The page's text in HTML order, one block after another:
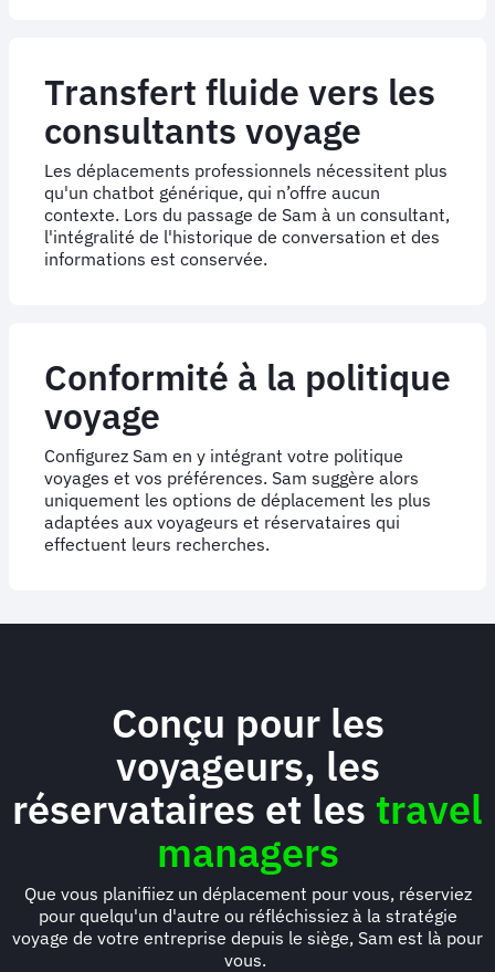
Transfert fluide vers les
consultants voyage
Les déplacements professionnels nécessitent plus
qu'un chatbot générique, qui n’offre aucun
contexte. Lors du passage de Sam à un consultant,
l'intégralité de l'historique de conversation et des
informations est conservée.
Conformité à la politique
voyage
Configurez Sam en y intégrant votre politique
voyages et vos préférences. Sam suggère alors
uniquement les options de déplacement les plus
adaptées aux voyageurs et réservataires qui
effectuent leurs recherches.
Conçu pour les
voyageurs, les
réservataires et les travel
managers
Que vous planifiiez un déplacement pour vous, réserviez
pour quelqu'un d'autre ou réfléchissiez à la stratégie
voyage de votre entreprise depuis le siège, Sam est là pour
vous.